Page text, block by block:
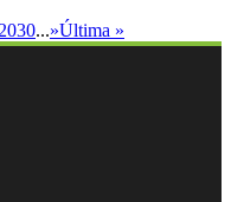
2030...»Última »